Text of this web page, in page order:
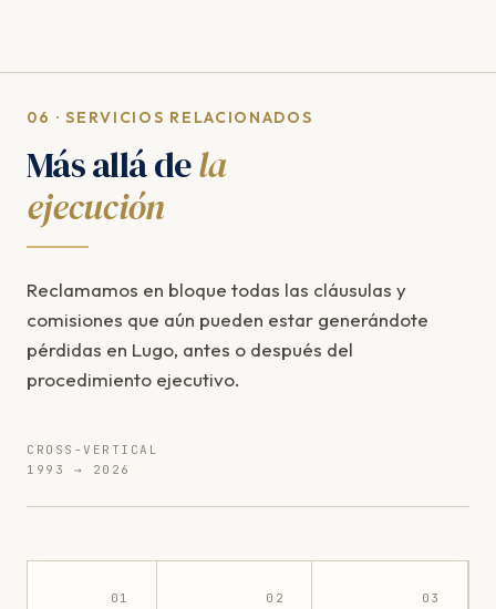
06 · SERVICIOS RELACIONADOS
Más allá dela
ejecución
Reclamamos en bloque todas las cláusulas y
comisiones que aún pueden estar generándote
pérdidas en Lugo, antes o después del
procedimiento ejecutivo.
CROSS-VERTICAL
1993 → 2026
01 02 03